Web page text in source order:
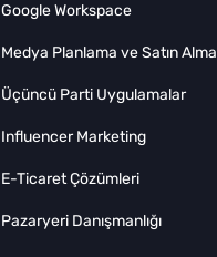
Google Workspace
Medya Planlama ve Satın Alma
Üçüncü Parti Uygulamalar
Influencer Marketing
E-Ticaret Çözümleri
Pazaryeri Danışmanlığı